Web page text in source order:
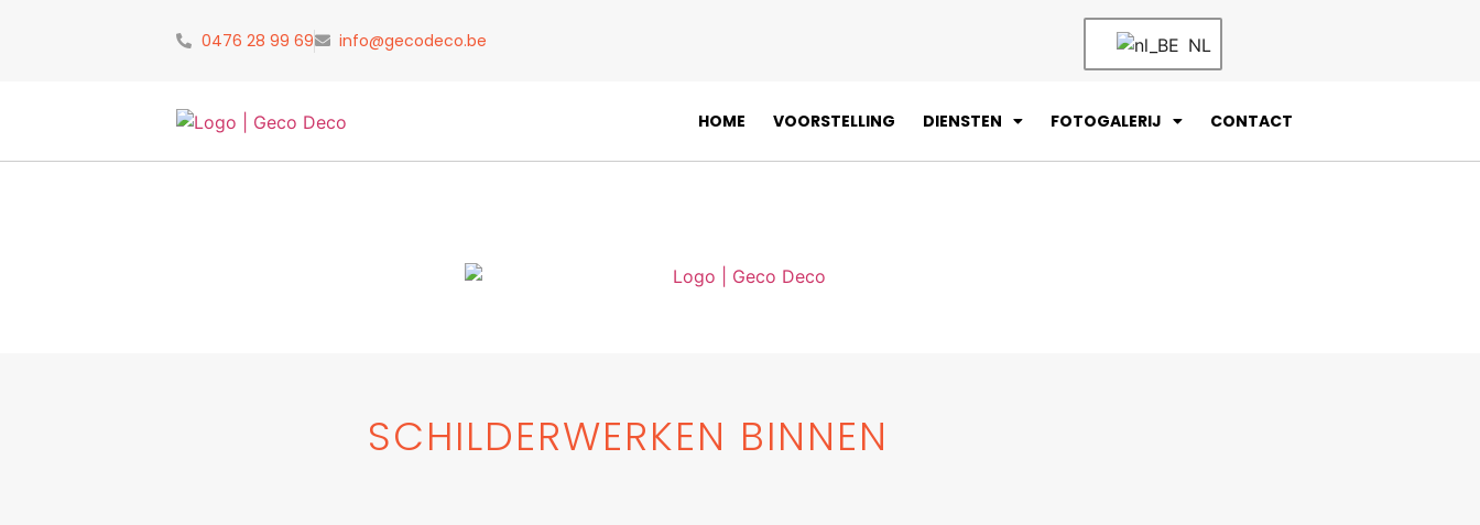
0476 28 99 69 info@gecodeco.be NL
HOME VOORSTELLING DIENSTEN FOTOGALERIJ CONTACT
SCHILDERWERKEN BINNEN